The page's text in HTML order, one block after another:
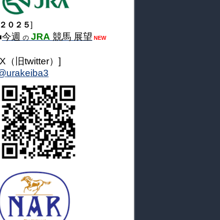
０２５]
今週 の JRA 競馬 展望 NEW
（旧twitter）]